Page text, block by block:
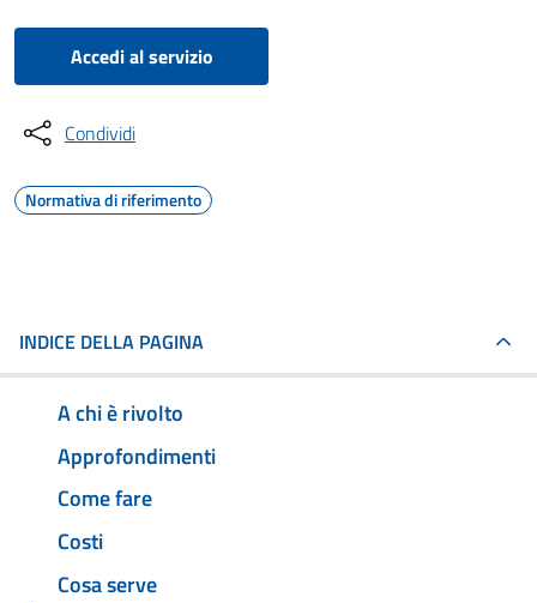
Accedi al servizio
Condividi
Normativa di riferimento
INDICE DELLA PAGINA
A chi è rivolto
Approfondimenti
Come fare
Costi
Cosa serve